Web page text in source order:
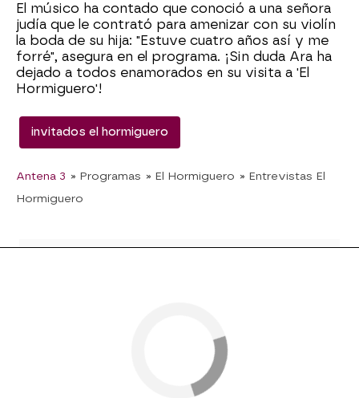
El músico ha contado que conoció a una señora
judía que le contrató para amenizar con su violín
la boda de su hija: "Estuve cuatro años así y me
forré", asegura en el programa. ¡Sin duda Ara ha
dejado a todos enamorados en su visita a 'El
Hormiguero'!
invitados el hormiguero
Antena 3 » Programas » El Hormiguero » Entrevistas El
Hormiguero